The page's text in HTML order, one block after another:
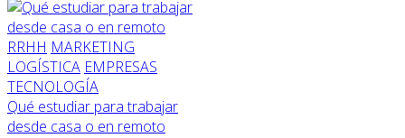
RRHH MARKETING
LOGÍSTICA EMPRESAS
TECNOLOGÍA
Qué estudiar para trabajar
desde casa o en remoto